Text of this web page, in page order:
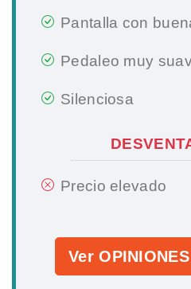
Pantalla con
Pedaleo muy
Silenciosa
Precio elevado
Ver